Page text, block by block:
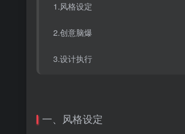
1.风格设定
2.创意脑爆
3.设计执行
一、风格设定